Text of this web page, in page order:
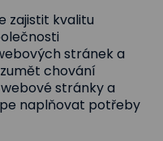
zajistit kvalitu
stránek a
chování
stránky a
naplňovat potřeby